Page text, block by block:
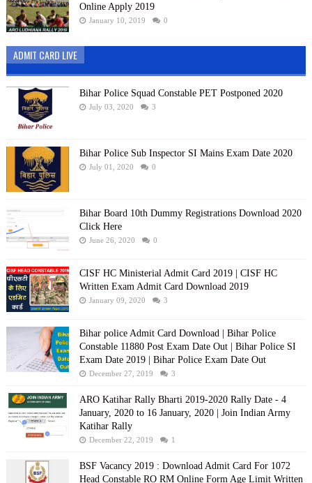
Online Apply 2019
January 10, 2019 0
ADMIT CARD LIVE
Bihar Police Squad Constable PET Postponed 2020
July 03, 2020 3
Bihar Police Sub Inspector SI Mains Exam Date 2020
July 01, 2020 0
Bihar Board 10th Dummy Registrations Download 2020
Click Here
June 26, 2020 0
CISF HC Ministerial Admit Card 2019 | CISF HC
Written Exam Admit Card Download 2019
January 09, 2020 3
Bihar police Admit Card Download | Bihar Police
Constable 11880 Post Exam Date Out | Bihar Police SI
Exam Date 2019 | Bihar Police Exam Date Out
December 27, 2019 3
ARO Katihar Rally Bharti 2019-2020 Rally Date - 4
January, 2020 to 16 January, 2020 | Join Indian Army
Katihar Rally
December 22, 2019 1
BSF Vacancy 2019 : Download Admit Card For 1072
Head Constable RO RM Online Form Age Limit Written